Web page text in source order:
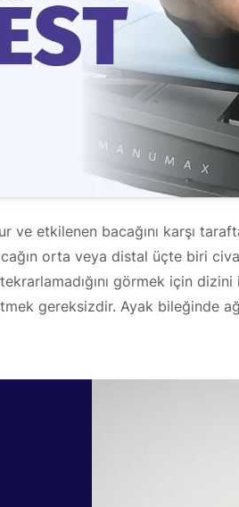
etkilenen bacağını karşı
orta veya distal üçte biri
görmek için
gereksizdir. Ayak bileğinde